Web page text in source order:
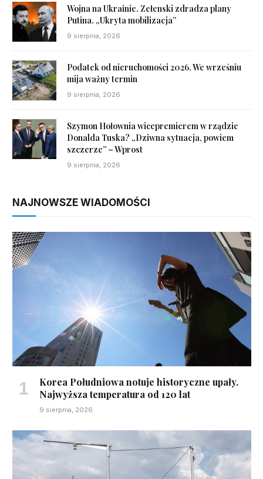
Wojna na Ukrainie. Zełenski zdradza plany
Putina. „Ukryta mobilizacja”
9 sierpnia, 2026
Podatek od nieruchomości 2026. We wrześniu
mija ważny termin
9 sierpnia, 2026
Szymon Hołownia wicepremierem w rządzie
Donalda Tuska? „Dziwna sytuacja, powiem
szczerze” – Wprost
9 sierpnia, 2026
NAJNOWSZE WIADOMOŚCI
Korea Południowa notuje historyczne upały.
Najwyższa temperatura od 120 lat
9 sierpnia, 2026